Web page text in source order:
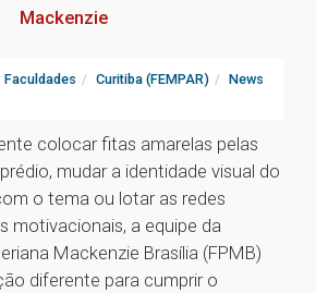
Mackenzie
Faculdades Curitiba (FEMPAR) News
colocar fitas amarelas pelas
mudar a identidade visual do
o tema ou lotar as redes
motivacionais, a equipe da
Mackenzie Brasília (FPMB)
diferente para cumprir o